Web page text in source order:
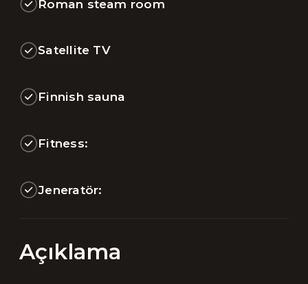
Roman steam room
Satellite TV
Finnish sauna
Fitness:
Jeneratör:
Açıklama